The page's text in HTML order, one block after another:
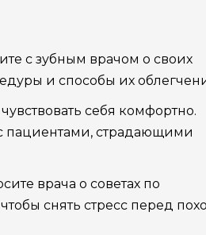
с зубным врачом о своих
и способы их
себя комфортно.
пациентами, страдающими
врача о советах по
снять стресс перед